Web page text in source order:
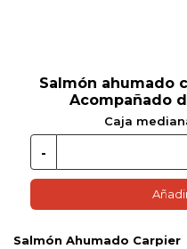
Salmón ahumado
Acompañado
Caja
Salmón Ahumado Carpier